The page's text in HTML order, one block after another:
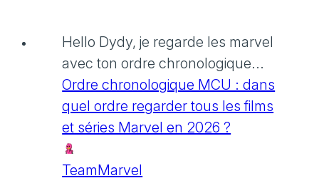
Hello Dydy, je regarde les marvel
avec ton ordre chronologique...
Ordre chronologique MCU : dans
quel ordre regarder tous les films
et séries Marvel en 2026 ?
TeamMarvel